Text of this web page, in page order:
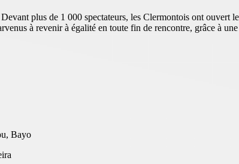
plus de 1 000 spectateurs, les Clermontois ont ouvert
à revenir à égalité en toute fin de rencontre, grâce à
Bayo